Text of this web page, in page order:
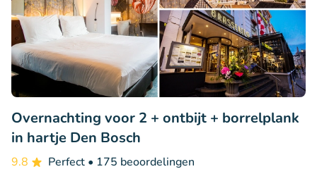
Overnachting voor 2 + ontbijt + borrelplank
in hartje Den Bosch
9.8 Perfect • 175 beoordelingen